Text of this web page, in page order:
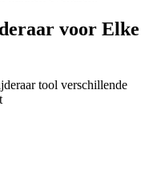
voor Elke
tool verschillende